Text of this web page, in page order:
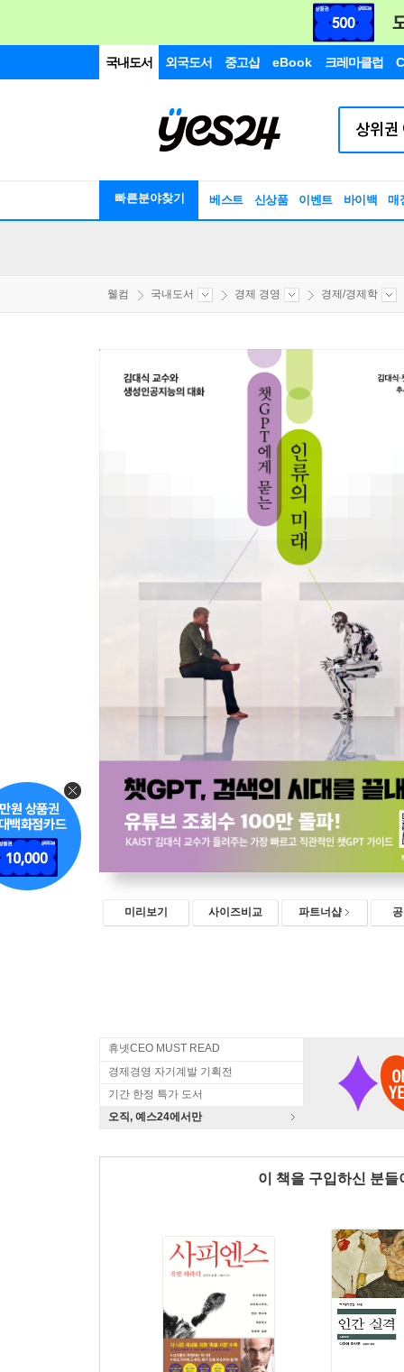
국내도서 외국도서 중고샵 eBook 크레마클럽
빠른분야찾기 베스트 신상품 이벤트 바이백 매
웰컴 국내도서 경제 경영 경제/경제학
미리보기 사이즈비교 파트너샵
휴넷CEO MUST READ
경제경영 자기계발 기획전
기간 한정 특가 도서
오직, 예스24에서만
이 책을 구입하신 분